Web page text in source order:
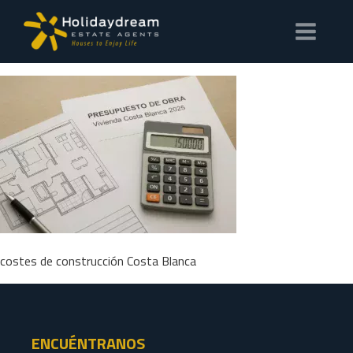
costes de construcción Costa Blanca
ENCUÉNTRANOS